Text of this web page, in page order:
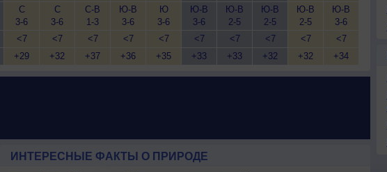
С
3-6
<7
+29
С
3-6
<7
+32
С-В
1-3
<7
+37
Ю-В
3-6
<7
+36
Ю
3-6
<7
+35
Ю-В
3-6
<7
+33
Ю-В
2-5
<7
+33
Ю-В
2-5
<7
+32
Ю-В
2-5
<7
+32
Ю-В
3-6
<7
+34
ИНТЕРЕСНЫЕ ФАКТЫ О ПРИРОДЕ